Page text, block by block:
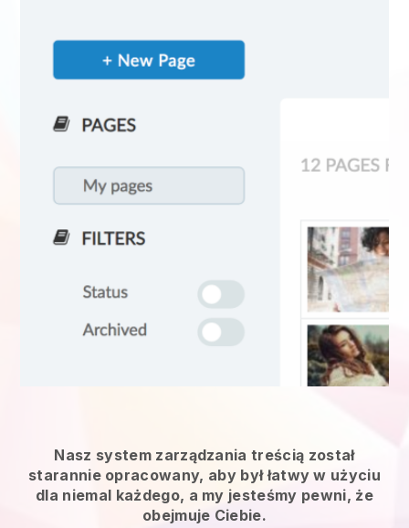
Nasz system zarządzania treścią został
starannie opracowany, aby był łatwy w użyciu
dla niemal każdego, a my jesteśmy pewni, że
obejmuje Ciebie.